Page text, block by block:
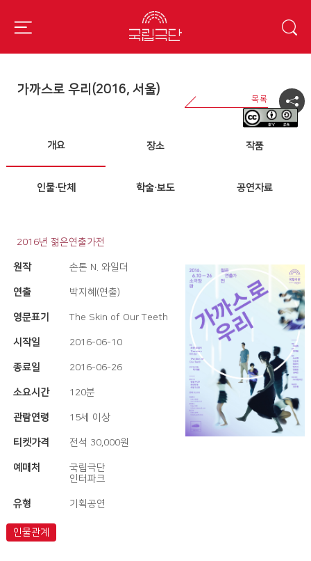
가까스로 우리(2016, 서울)
개요 장소 작품
인물·단체 학술·보도 공연자료
2016년 젊은연출가전
원작 손톤 N. 와일더
연출 박지혜(연출)
영문표기 The Skin of Our Teeth
시작일 2016-06-10
종료일 2016-06-26
소요시간 120분
관람연령 15세 이상
티켓가격 전석 30,000원
예매처
국립극단
인터파크
유형 기획공연
인물관계